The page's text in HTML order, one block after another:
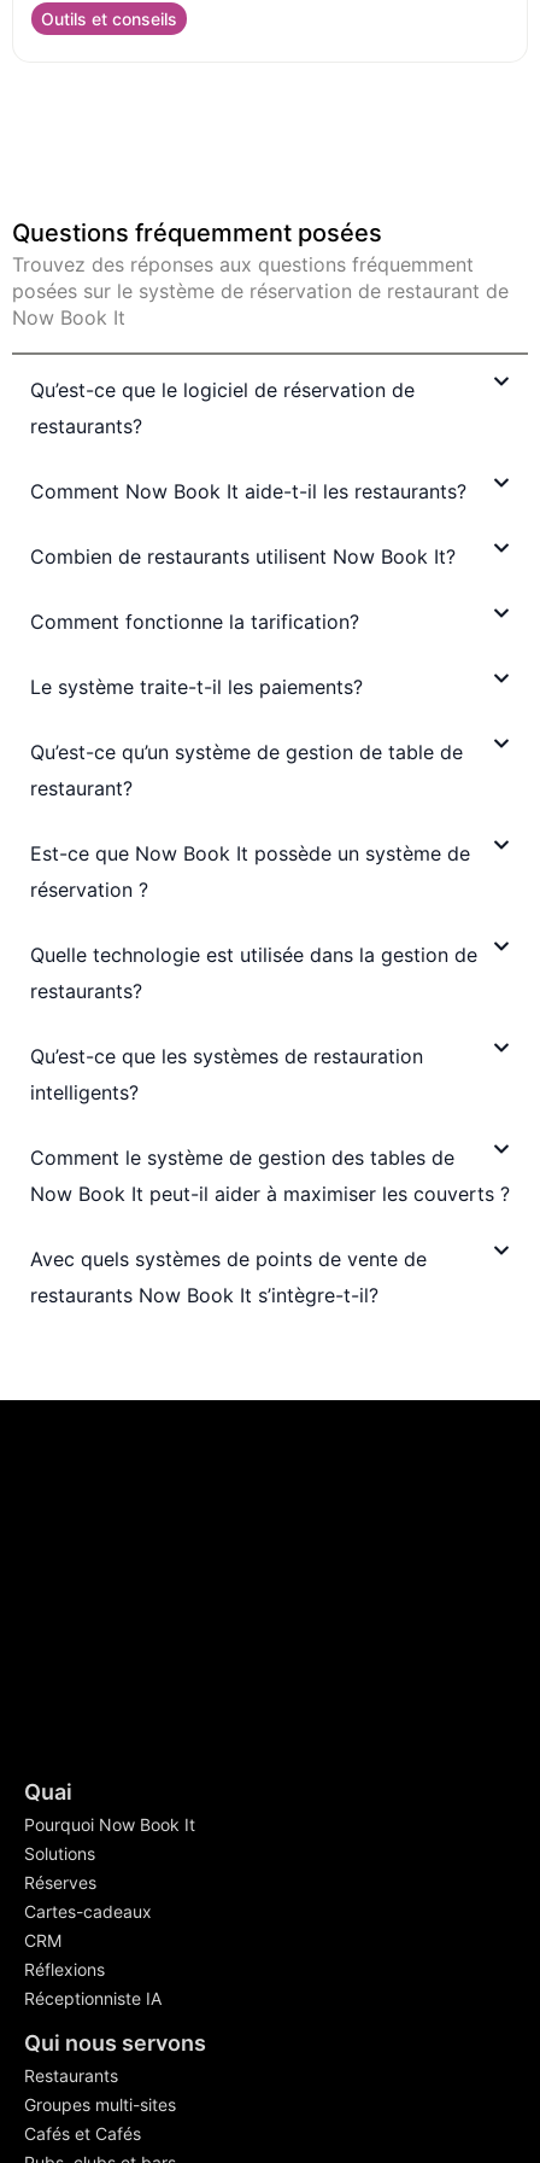
Outils et conseils
Questions fréquemment posées
Trouvez des réponses aux questions fréquemment
posées sur le système de réservation de restaurant de
Now Book It
Qu’est-ce que le logiciel de réservation de
restaurants?
Comment Now Book It aide-t-il les restaurants?
Combien de restaurants utilisent Now Book It?
Comment fonctionne la tarification?
Le système traite-t-il les paiements?
Qu’est-ce qu’un système de gestion de table de
restaurant?
Est-ce que Now Book It possède un système de
réservation ?
Quelle technologie est utilisée dans la gestion de
restaurants?
Qu’est-ce que les systèmes de restauration
intelligents?
Comment le système de gestion des tables de
Now Book It peut-il aider à maximiser les couverts ?
Avec quels systèmes de points de vente de
restaurants Now Book It s’intègre-t-il?
Quai
Pourquoi Now Book It
Solutions
Réserves
Cartes-cadeaux
CRM
Réflexions
Réceptionniste IA
Qui nous servons
Restaurants
Groupes multi-sites
Cafés et Cafés